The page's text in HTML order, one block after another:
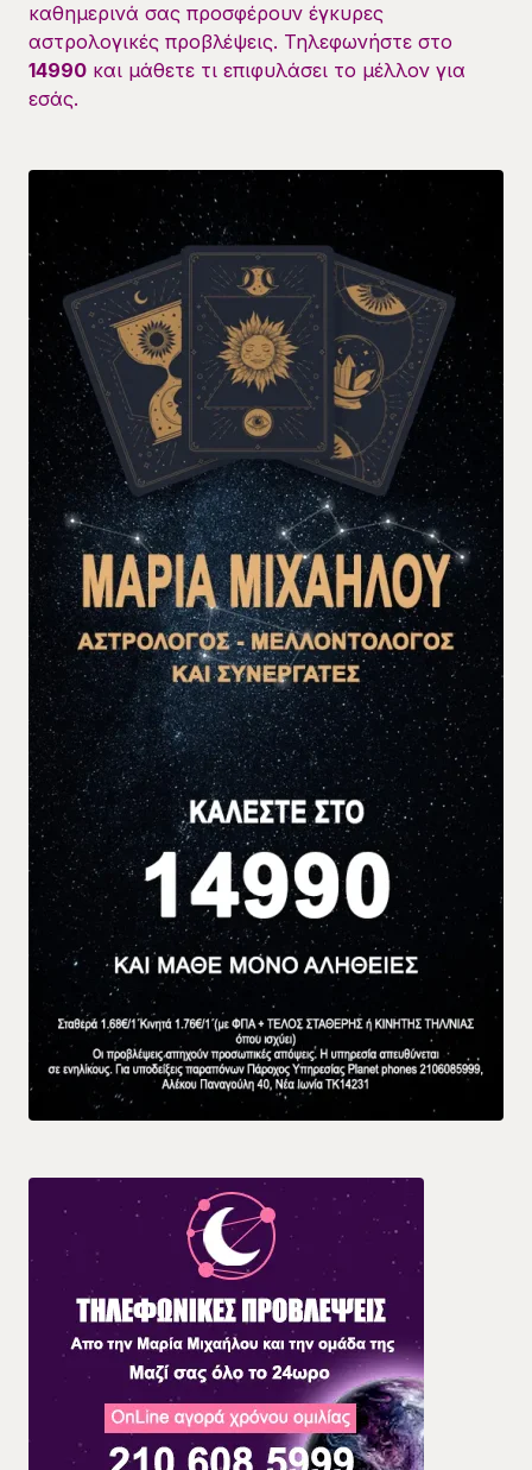
καθημερινά σας προσφέρουν έγκυρες
αστρολογικές προβλέψεις. Τηλεφωνήστε στο
14990 και μάθετε τι επιφυλάσει το μέλλον για
εσάς.